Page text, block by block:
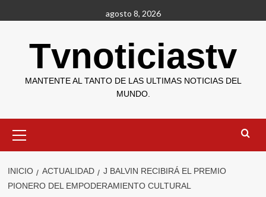
al
agosto 8, 2026
Tvnoticiastv
MANTENTE AL TANTO DE LAS ULTIMAS NOTICIAS DEL
MUNDO.
primario
INICIO ACTUALIDAD
J BALVIN RECIBIRÁ EL PREMIO
PIONERO DEL EMPODERAMIENTO CULTURAL